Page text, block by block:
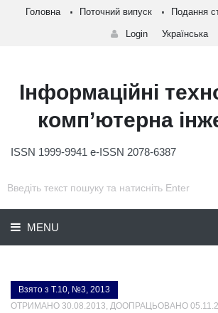
Головна Поточний випуск Подання
Login Українська
Інформаційні
комп’ютерна
ISSN 1999-9941 e-ISSN 2078-6387
MENU
Взято з Т.10, №3, 2013
ОТРИМАНО 30.08.2013, ДООПРАЦЬОВАНО